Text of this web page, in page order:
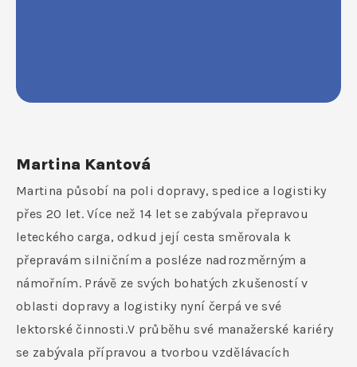
Martina Kantová
Martina působí na poli dopravy, spedice a logistiky
přes 20 let. Více než 14 let se zabývala přepravou
leteckého carga, odkud její cesta směrovala k
přepravám silničním a posléze nadrozměrným a
námořním. Právě ze svých bohatých zkušeností v
oblasti dopravy a logistiky nyní čerpá ve své
lektorské činnosti.V průběhu své manažerské kariéry
se zabývala přípravou a tvorbou vzdělávacích